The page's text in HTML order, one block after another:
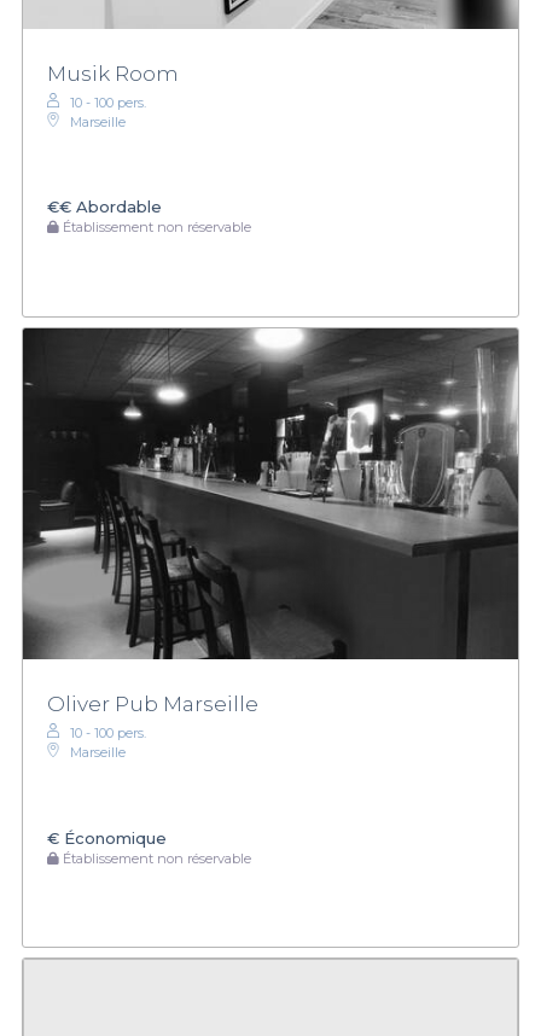
Musik Room
10 - 100 pers.
Marseille
€€ Abordable
Établissement non réservable
Oliver Pub Marseille
10 - 100 pers.
Marseille
€ Économique
Établissement non réservable